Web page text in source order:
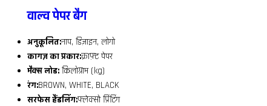
वाल्व पेपर बैग
अनुकूलित:नाप, डिज़ाइन, लोगो
कागज़ का प्रकार:क्राफ़्ट पेपर
मैक्स लोड: किलोग्राम (kg)
रंग:BROWN, WHITE, BLACK
सरफेस हैंडलिंग:फ्लेक्सो प्रिंटिंग